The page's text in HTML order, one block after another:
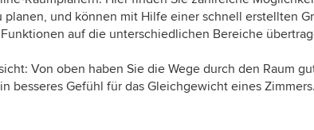
und können mit Hilfe einer schnell erstellten
auf die unterschiedlichen Bereiche
Von oben haben Sie die Wege durch den Raum
besseres Gefühl für das Gleichgewicht eines Zimmers.